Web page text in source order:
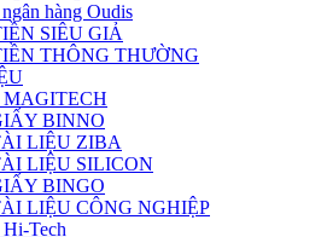
hàng Oudis
SIÊU GIẢ
THÔNG THƯỜNG
MAGITECH
BINNO
LIỆU ZIBA
LIỆU SILICON
BINGO
LIỆU CÔNG NGHIỆP
Tech